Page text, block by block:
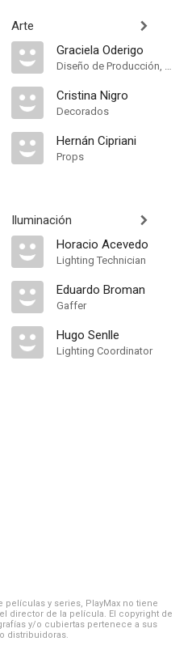
Arte
Graciela Oderigo
Diseño de Producción, Dirección Artística
Cristina Nigro
Decorados
Hernán Cipriani
Props
Iluminación
Horacio Acevedo
Lighting Technician
Eduardo Broman
Gaffer
Hugo Senlle
Lighting Coordinator
y series, PlayMax no tiene
director de la película. El copyright de
y/o cubiertas pertenece a sus
distribuidoras.